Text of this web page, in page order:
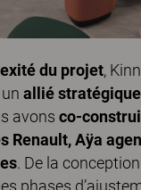
du projet,
allié stratégique
avons co-
Renault, Aÿa
. De la
phases